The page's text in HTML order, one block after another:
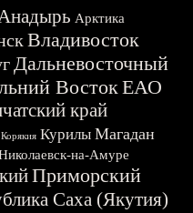
Арктика
Владивосток
Дальневосточный
ВостокЕАО
край
Корякия Курилы Магадан
на-Амуре
Приморский
Саха (Якутия)